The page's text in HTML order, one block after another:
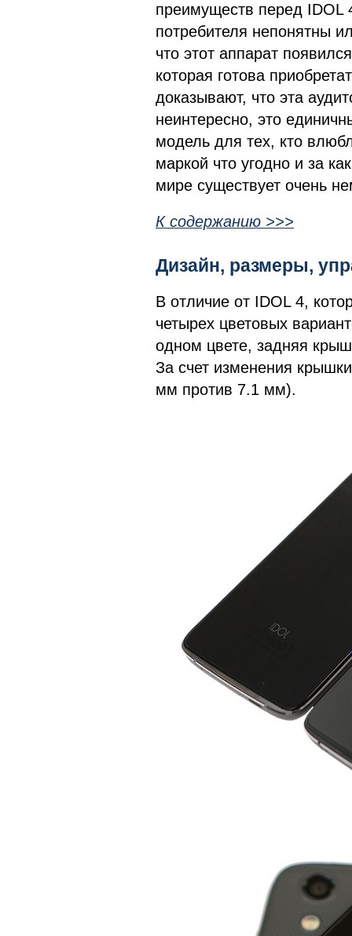
преимуществ перед IDOL
потребителя непонятны
что этот аппарат
которая готова
доказывают, что эта
неинтересно, это
модель для тех, кто
маркой что угодно и за
мире существует очень
К содержанию >>>
Дизайн, размеры,
В отличие от IDOL 4,
четырех цветовых
одном цвете, задняя
За счет изменения
мм против 7.1 мм).